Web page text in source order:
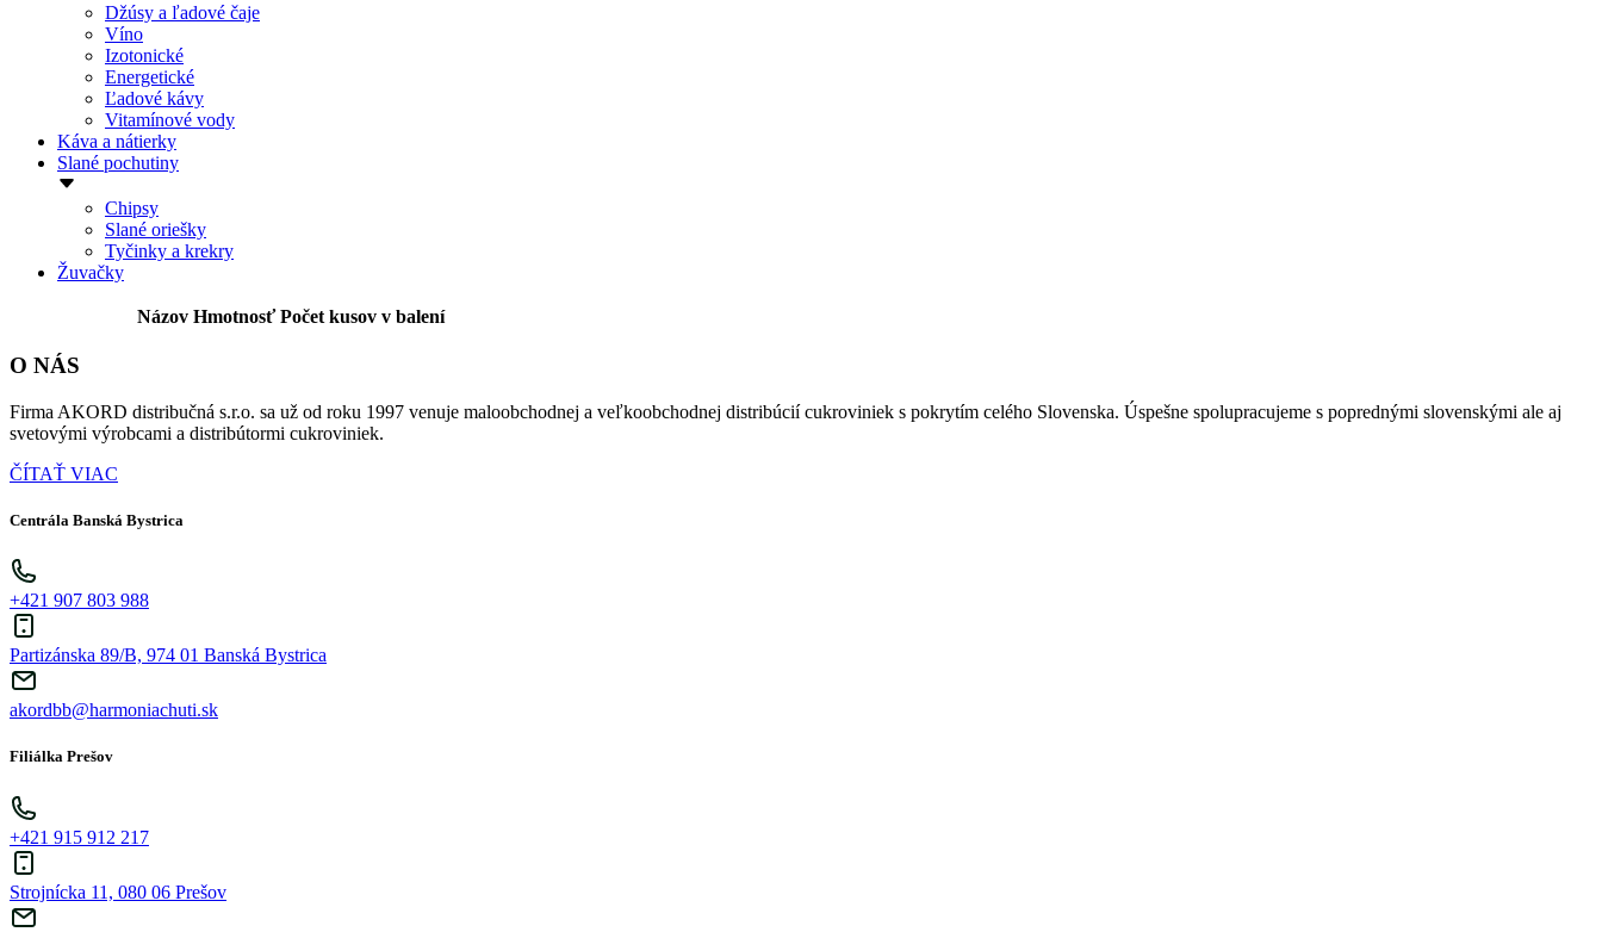
Džúsy a ľadové čaje
Víno
Izotonické
Energetické
Ľadové kávy
Vitamínové vody
Káva a nátierky
Slané pochutiny
Chipsy
Slané oriešky
Tyčinky a krekry
Žuvačky
Názov Hmotnosť Počet kusov v balení
O NÁS
Firma AKORD distribučná s.r.o. sa už od roku 1997 venuje maloobchodnej a veľkoobchodnej distribúcií cukroviniek s pokrytím celého Slovenska. Úspešne spolupracujeme s poprednými slovenskými ale aj
svetovými výrobcami a distribútormi cukroviniek.
ČÍTAŤ VIAC
Centrála Banská Bystrica
+421 907 803 988
Partizánska 89/B, 974 01 Banská Bystrica
akordbb@harmoniachuti.sk
Filiálka Prešov
+421 915 912 217
Strojnícka 11, 080 06 Prešov